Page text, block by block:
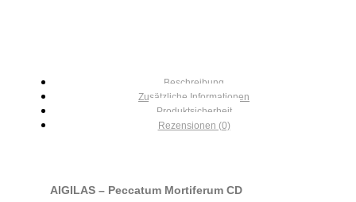
Beschreibung
Zusätzliche Informationen
Produktsicherheit
Rezensionen (0)
AIGILAS – Peccatum Mortiferum CD